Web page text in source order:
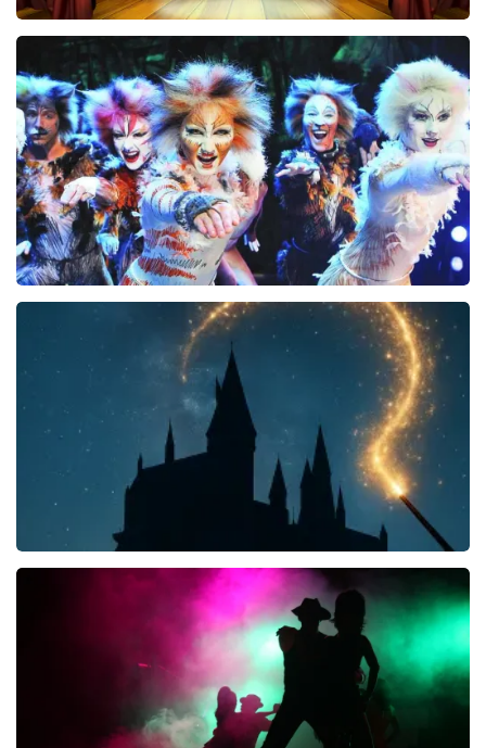
40 45 De Musical
2588+reviews
KOOP TICKETS
240+reviews
KOOP TICKETS
Harry Potter en het Vervloekte Kind
8 reviews
KOOP TICKETS